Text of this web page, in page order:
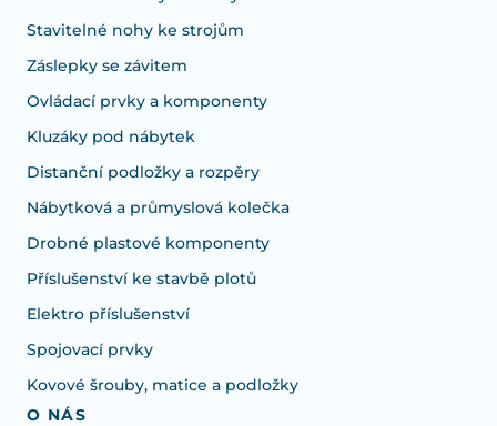
Stavitelné nohy ke strojům
Záslepky se závitem
Ovládací prvky a komponenty
Kluzáky pod nábytek
Distanční podložky a rozpěry
Nábytková a průmyslová kolečka
Drobné plastové komponenty
Příslušenství ke stavbě plotů
Elektro příslušenství
Spojovací prvky
Kovové šrouby, matice a podložky
O NÁS